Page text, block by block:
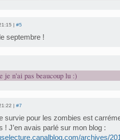
| #5
septembre !
je n'ai pas beaucoup lu :)
| #7
survie pour les zombies est
! J’en avais parlé sur mon blog :
archives/